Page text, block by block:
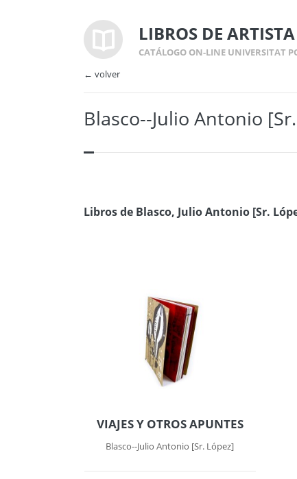
LIBROS DE ARTISTA
CATÁLOGO ON-LINE UNIVERSITAT
← volver
Blasco--Julio Antonio
Libros de Blasco, Julio Antonio [Sr.
VIAJES Y OTROS APUNTES
Blasco--Julio Antonio [Sr. López]